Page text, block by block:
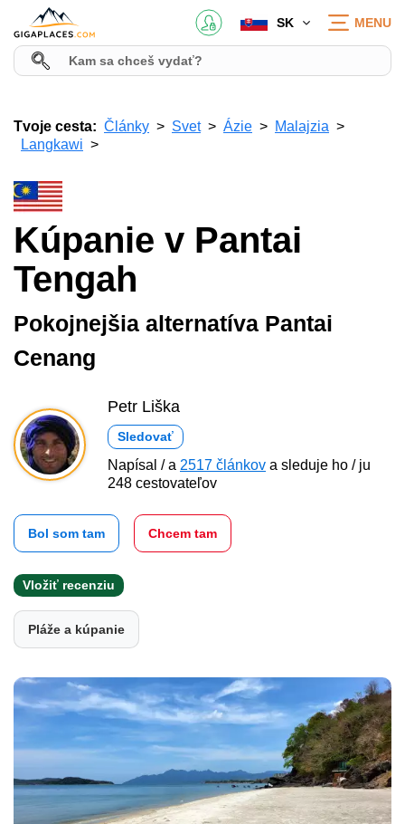
SK MENU
Tvoje cesta: Články Svet Ázie
Malajzia
Langkawi
Kúpanie v Pantai
Tengah
Pokojnejšia alternatíva Pantai
Cenang
Petr Liška
Sledovať
Napísal / a 2517 článkov a sleduje ho / ju
248 cestovateľov
Bol som tam Chcem tam
Vložiť recenziu
Pláže a kúpanie